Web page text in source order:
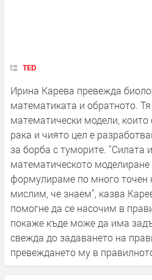
TED
Ирина Карева превежда
математиката и обратното.
математически модели,
рака и чиято цел е
за борба с туморите. "Силата
математическото моделиране
формулираме по много точен
мислим, че знаем", казва
помогне да се насочим в
покаже къде може да има
свежда до задаването на
превеждането му в